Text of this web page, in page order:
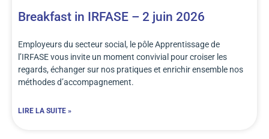
Breakfast in IRFASE – 2 juin 2026
Employeurs du secteur social, le pôle Apprentissage de
l’IRFASE vous invite un moment convivial pour croiser les
regards, échanger sur nos pratiques et enrichir ensemble nos
méthodes d’accompagnement.
LIRE LA SUITE »